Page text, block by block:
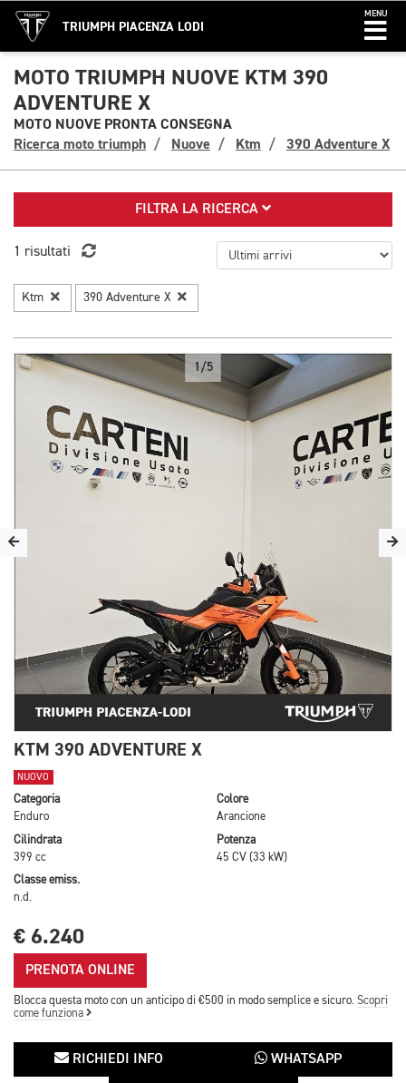
TRIUMPH PIACENZA LODI
MENU
MOTO TRIUMPH NUOVE KTM 390
ADVENTURE X
MOTO NUOVE PRONTA CONSEGNA
Ricerca moto triumph
Nuove Ktm 390 Adventure X
FILTRA LA RICERCA
1 risultati
Ktm 390 Adventure X
1/5
KTM 390 ADVENTURE X
NUOVO
Categoria
Enduro
Colore
Arancione
Cilindrata
399 cc
Potenza
45 CV (33 kW)
Classe emiss.
n.d.
€ 6.240
PRENOTA ONLINE
Blocca questa moto con un anticipo di €500 in modo semplice e sicuro. Scopri
come funziona
RICHIEDI INFO WHATSAPP